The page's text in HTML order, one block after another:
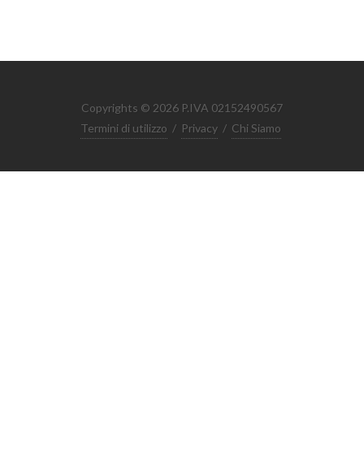
Copyrights © 2026 P.IVA 02152490567
Termini di utilizzo / Privacy / Chi Siamo